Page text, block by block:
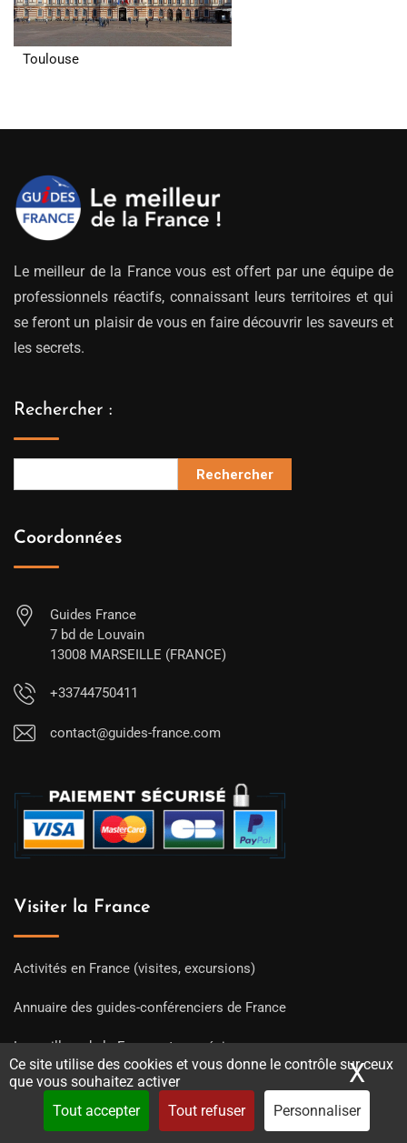
Ce site utilise des cookies et vous donne le contrôle sur ceux
que vous souhaitez activer
Tout accepter
Tout refuser Personnaliser
X
Toulouse
Le meilleur de la France vous est offert par une équipe de
professionnels réactifs, connaissant leurs territoires et qui
se feront un plaisir de vous en faire découvrir les saveurs et
les secrets.
Rechercher :
Rechercher
Coordonnées
Guides France
7 bd de Louvain
13008 MARSEILLE (FRANCE)
+33744750411
contact@guides-france.com
Visiter la France
Activités en France (visites, excursions)
Annuaire des guides-conférenciers de France
Le meilleur de la France et ses régions
Qui sommes nous ?